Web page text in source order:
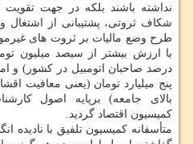
نداشته باشند بلكه در جهت
شكاف ثروتی، پشتیبانی از اشتغال
طرح وضع مالیات بر ثروت های
درصد صاحبان اتومبیل در كشور) و
پنج میلیارد تومان (یعنی معافیت
بالای جامعه) برپایه اصول
كمیسیون اقتصاد گردید.
متأسفانه كمیسیون تلفیق با نادیده